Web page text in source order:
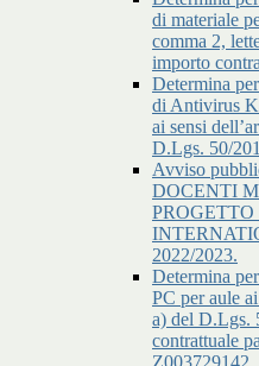
di materiale
comma 2,
importo
Determina
di Antivirus
ai sensi
D.Lgs. 50/
Avviso
DOCENTI
2022/2023.
Determina
PC per aule
a) del D.Lgs.
contrattuale